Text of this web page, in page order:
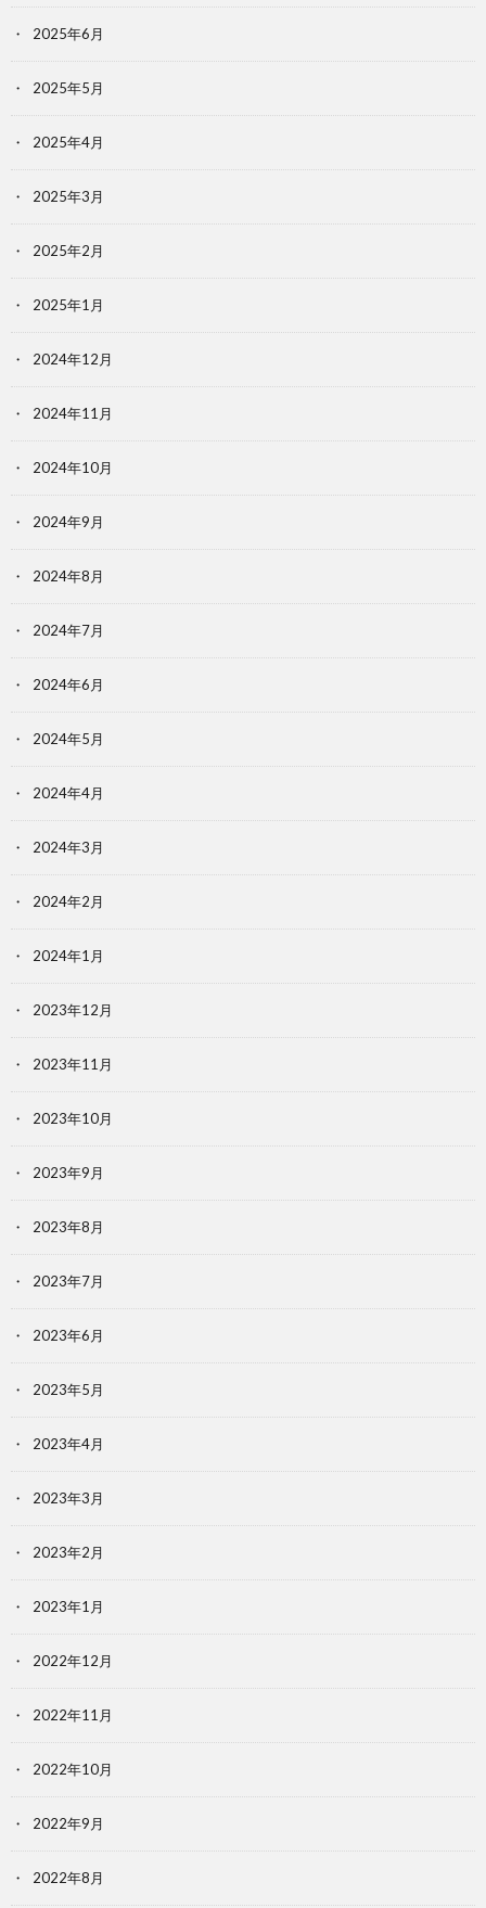
2025年6月
2025年5月
2025年4月
2025年3月
2025年2月
2025年1月
2024年12月
2024年11月
2024年10月
2024年9月
2024年8月
2024年7月
2024年6月
2024年5月
2024年4月
2024年3月
2024年2月
2024年1月
2023年12月
2023年11月
2023年10月
2023年9月
2023年8月
2023年7月
2023年6月
2023年5月
2023年4月
2023年3月
2023年2月
2023年1月
2022年12月
2022年11月
2022年10月
2022年9月
2022年8月